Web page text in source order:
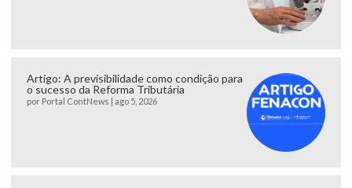
Artigo: A previsibilidade como condição para
o sucesso da Reforma Tributária
por Portal ContNews | ago 5, 2026